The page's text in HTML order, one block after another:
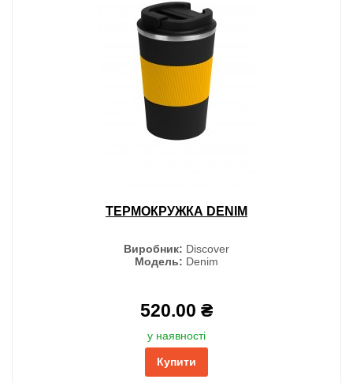
ТЕРМОКРУЖКА DENIM
Виробник: Discover
Модель: Denim
520.00 ₴
у наявності
Купити